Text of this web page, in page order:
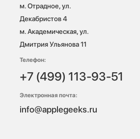
м. Отрадное, ул.
Декабристов 4
м. Академическая, ул.
Дмитрия Ульянова 11
Телефон:
+7 (499) 113-93-51
Электронная почта:
info@applegeeks.ru